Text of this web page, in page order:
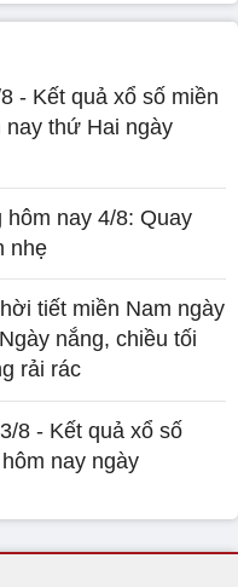
- Kết quả xổ số miền
nay thứ Hai ngày
hôm nay 4/8: Quay
nhẹ
tiết miền Nam ngày
nắng, chiều tối
rải rác
8 - Kết quả xổ số
nay ngày